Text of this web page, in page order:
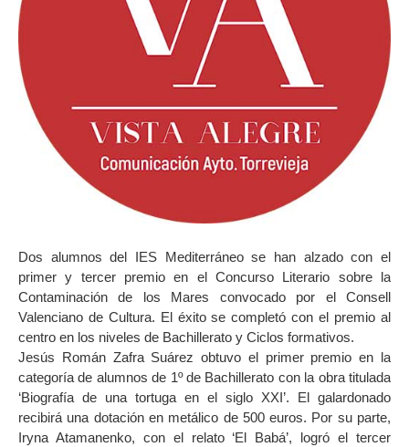
Dos alumnos del IES Mediterráneo se han alzado con el
primer y tercer premio en el Concurso Literario sobre la
Contaminación de los Mares convocado por el Consell
Valenciano de Cultura. El éxito se completó con el premio al
centro en los niveles de Bachillerato y Ciclos formativos.
Jesús Román Zafra Suárez obtuvo el primer premio en la
categoría de alumnos de 1º de Bachillerato con la obra titulada
‘Biografía de una tortuga en el siglo XXI’. El galardonado
recibirá una dotación en metálico de 500 euros. Por su parte,
Iryna Atamanenko, con el relato ‘El Babá’, logró el tercer